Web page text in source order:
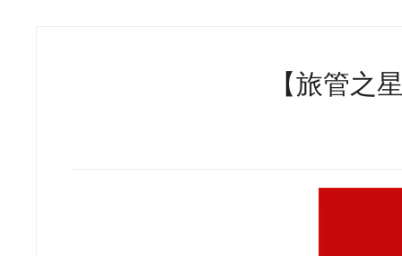
【旅管之